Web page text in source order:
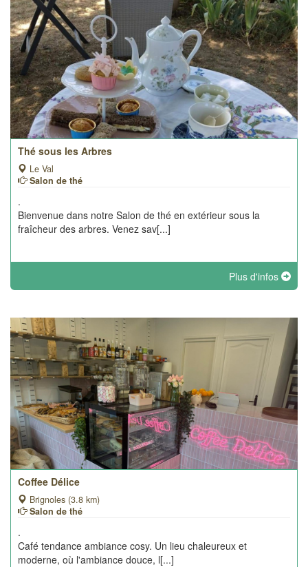
Thé sous les Arbres
Le Val
Salon de thé
.
Bienvenue dans notre Salon de thé en extérieur sous la
fraîcheur des arbres. Venez sav[...]
Plus d'infos
Coffee Délice
Brignoles (3.8 km)
Salon de thé
.
Café tendance ambiance cosy. Un lieu chaleureux et
moderne, où l'ambiance douce, l[...]